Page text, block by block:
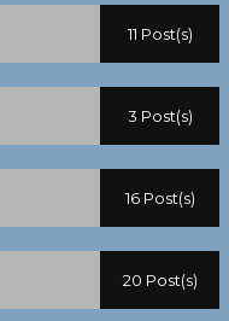
11 Post(s)
3 Post(s)
16 Post(s)
20 Post(s)